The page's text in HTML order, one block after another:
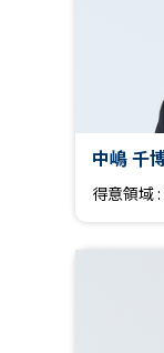
中嶋 千
得意領域